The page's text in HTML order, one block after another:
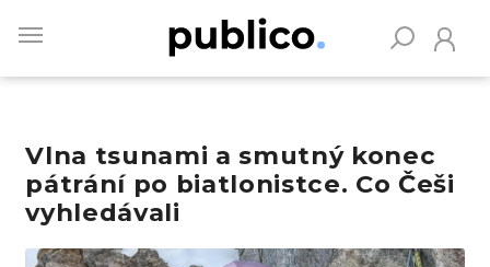
main
Vlna tsunami a smutný konec
pátrání po biatlonistce. Co Češi
vyhledávali
Obrázek
Vyhledávejte na Publiku